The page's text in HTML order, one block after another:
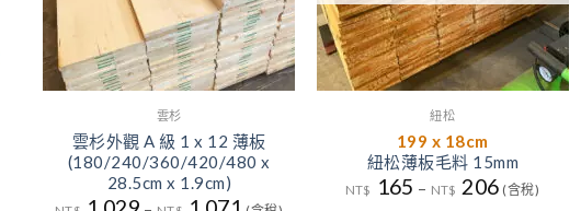
雲杉
雲杉外觀 A 級 1 x 12 薄板
(180/240/360/420/480 x
28.5cm x 1.9cm)
紐松
199 x 18cm
紐松薄板毛料 15mm
NT$ 165 – NT$ 206 (含稅)